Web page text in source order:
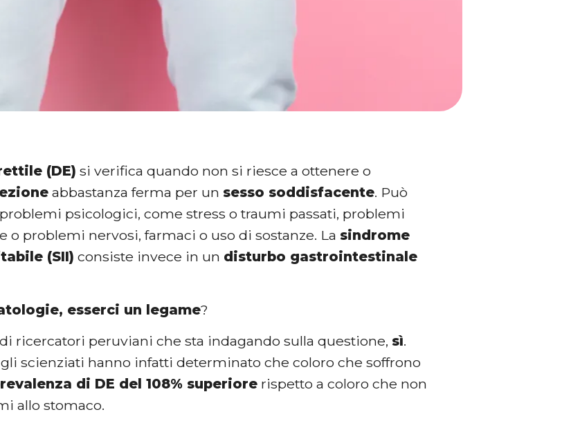
(DE) si verifica quando non si riesce a ottenere o
abbastanza ferma per un sesso soddisfacente. Può
psicologici, come stress o traumi passati, problemi
o problemi nervosi, farmaci o uso di sostanze. La sindrome
(SII) consiste invece in un disturbo gastrointestinale
esserci un legame?
ricercatori peruviani che sta indagando sulla questione, sì.
scienziati hanno infatti determinato che coloro che soffrono
di DE del 108% superiore rispetto a coloro che non
allo stomaco.